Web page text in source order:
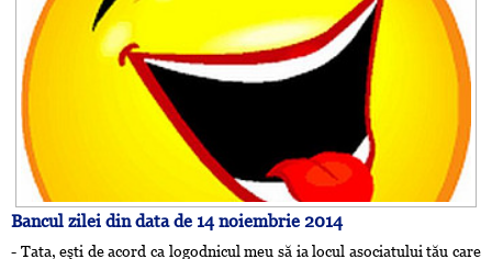
Bancul zilei din data de 14 noiembrie 2014
- Tata, eşti de acord ca logodnicul meu să ia locul asociatului tău care